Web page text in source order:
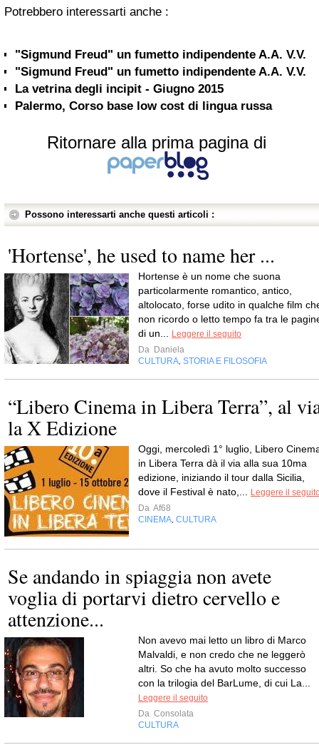
Potrebbero interessarti anche :
"Sigmund Freud" un fumetto indipendente A.A. V.V.
"Sigmund Freud" un fumetto indipendente A.A. V.V.
La vetrina degli incipit - Giugno 2015
Palermo, Corso base low cost di lingua russa
Ritornare alla prima pagina di
Possono interessarti anche questi articoli :
'Hortense', he used to name her ...
Hortense è un nome che suona
particolarmente romantico, antico,
altolocato, forse udito in qualche film
non ricordo o letto tempo fa tra le
di un...
Leggere il seguito
Da Daniela
CULTURA STORIA E FILOSOFIA
“Libero Cinema in Libera Terra”, al
la X Edizione
Oggi, mercoledì 1° luglio, Libero
in Libera Terra dà il via alla sua 10ma
edizione, iniziando il tour dalla Sicilia,
dove il Festival è nato,...
Leggere il
Da Af68
CINEMA CULTURA
Se andando in spiaggia non avete
voglia di portarvi dietro cervello e
attenzione...
Non avevo mai letto un libro di Marco
Malvaldi, e non credo che ne leggerò
altri. So che ha avuto molto successo
con la trilogia del BarLume, di cui La...
Leggere il seguito
Da Consolata
CULTURA